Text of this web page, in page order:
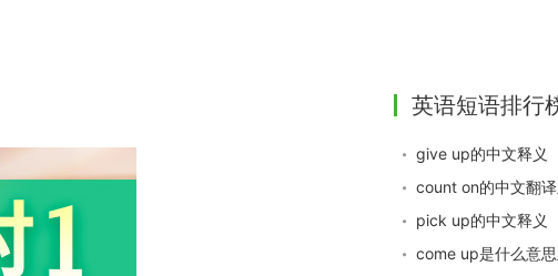
英语短语排行
give up的中文释义
count on的中文翻
pick up的中文释义
come up是什么意